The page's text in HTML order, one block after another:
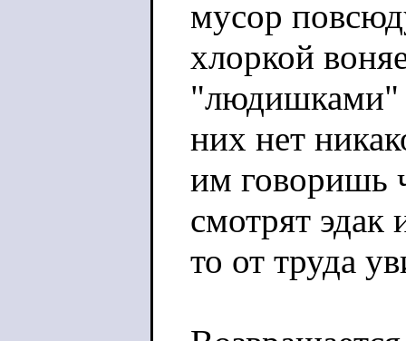
мусор
хлоркой
"людишками"
них нет
им говоришь
смотрят эдак
то от труда